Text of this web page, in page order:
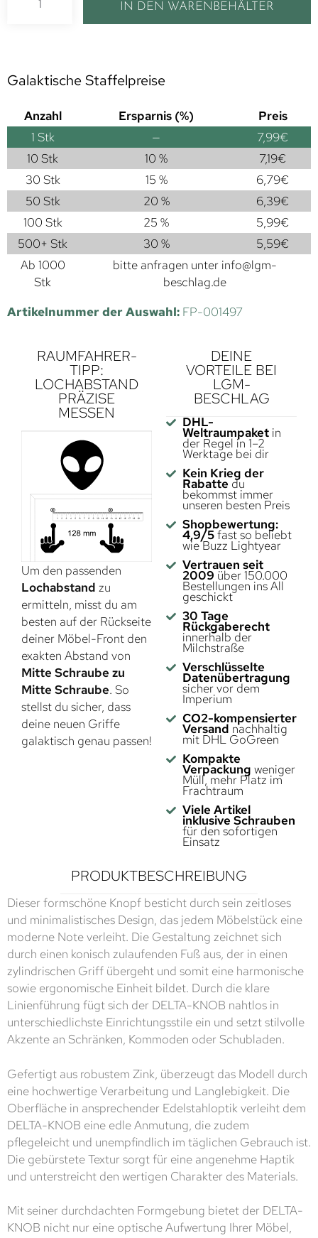
IN DEN WARENBEHÄLTER
Galaktische Staffelpreise
Anzahl Ersparnis (%)
Preis
1 Stk — 7,99€
10 Stk
10 % 7,19€
30 Stk
15 % 6,79€
50 Stk
20 % 6,39€
100 Stk
25 % 5,99€
500+ Stk
30 % 5,59€
Ab 1000
Stk
bitte anfragen unter info@lgm-
beschlag.de
Artikelnummer der Auswahl: FP-001497
RAUMFAHRER-
TIPP:
LOCHABSTAND
PRÄZISE
MESSEN
Um den passenden
Lochabstand zu
ermitteln, misst du am
besten auf der Rückseite
deiner Möbel-Front den
exakten Abstand von
Mitte Schraube zu
Mitte Schraube. So
stellst du sicher, dass
deine neuen Griffe
galaktisch genau passen!
DEINE
VORTEILE BEI
LGM-
BESCHLAG
DHL-
Weltraumpaketin
der Regel in 1–2
Werktage bei dir
Kein Krieg der
Rabatte du
bekommst immer
unseren besten Preis
Shopbewertung:
4,9/5fast so beliebt
wie Buzz Lightyear
Vertrauen seit
2009 über 150.000
Bestellungen ins All
geschickt
30 Tage
Rückgaberecht
innerhalb der
Milchstraße
Verschlüsselte
Datenübertragung
sicher vor dem
Imperium
CO2-kompensierter
Versand nachhaltig
mit DHL GoGreen
Kompakte
Verpackung weniger
Müll, mehr Platz im
Frachtraum
Viele Artikel
inklusive Schrauben
für den sofortigen
Einsatz
PRODUKTBESCHREIBUNG
Dieser formschöne Knopf besticht durch sein zeitloses
und minimalistisches Design, das jedem Möbelstück eine
moderne Note verleiht. Die Gestaltung zeichnet sich
durch einen konisch zulaufenden Fuß aus, der in einen
zylindrischen Griff übergeht und somit eine harmonische
sowie ergonomische Einheit bildet. Durch die klare
Linienführung fügt sich der DELTA-KNOB nahtlos in
unterschiedlichste Einrichtungsstile ein und setzt stilvolle
Akzente an Schränken, Kommoden oder Schubladen.
Gefertigt aus robustem Zink, überzeugt das Modell durch
eine hochwertige Verarbeitung und Langlebigkeit. Die
Oberfläche in ansprechender Edelstahloptik verleiht dem
DELTA-KNOB eine edle Anmutung, die zudem
pflegeleicht und unempfindlich im täglichen Gebrauch ist.
Die gebürstete Textur sorgt für eine angenehme Haptik
und unterstreicht den wertigen Charakter des Materials.
Mit seiner durchdachten Formgebung bietet der DELTA-
KNOB nicht nur eine optische Aufwertung Ihrer Möbel,